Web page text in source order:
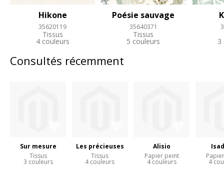
Hikone
35620119
Tissus
4 couleurs
Poésie sauvage
35640371
Tissus
5 couleurs 3
Consultés récemment
Sur mesure
Tissus
3 couleurs
Les précieuses
Tissus
4 couleurs
Alisio
Papier peint
4 couleurs 4